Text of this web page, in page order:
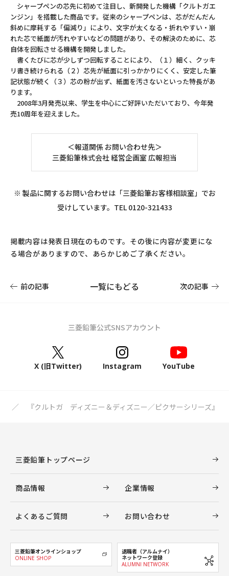
シャープペンの芯先に初めて注目し、新開発した機構「クルトガエ
ンジン」を搭載した商品です。従来のシャープペンは、芯がだんだん
斜めに摩耗する「偏減り」により、文字が太くなる・折れやすい・崩
れた芯で紙面が汚れやすいなどの問題があり、その解決のために、芯
自体を回転させる機構を開発しました。
書くたびに芯が少しずつ回転することにより、（１）細く、クッキ
リ書き続けられる（２）芯先が紙面に引っかかりにくく、安定した筆
記状態が続く（３）芯の粉が出ず、紙面を汚さないといった特長があ
ります。
2008年3月発売以来、学生を中心にご好評いただいており、今年発
売10周年を迎えました。
＜報道関係 お問い合わせ先＞
三菱鉛筆株式会社 経営企画室 広報担当
※ 製品に関するお問い合わせは「三菱鉛筆お客様相談室」でお
受けしています。TEL 0120-321433
掲載内容は発表日現在のものです。その後に内容が変更にな
る場合がありますので、あらかじめご了承ください。
前の記事 一覧にもどる 次の記事
三菱鉛筆公式SNSアカウント
X (旧Twitter) Instagram YouTube
『クルトガ ディズニー＆ディズニー／ピクサーシリーズ』
三菱鉛筆トップページ
商品情報 企業情報
よくあるご質問 お問い合わせ
三菱鉛筆オンラインショップ
ONLINE SHOP
退職者（アルムナイ）
ネットワーク登録
ALUMNI NETWORK